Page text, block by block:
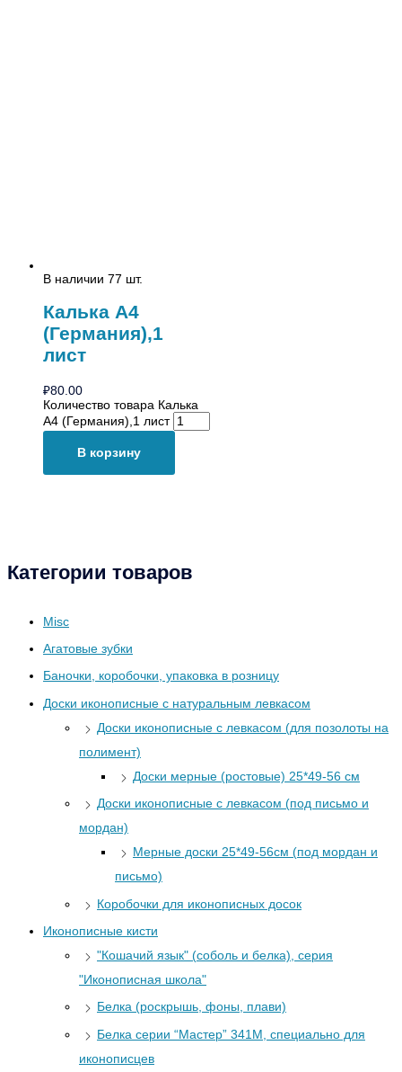
Категории товаров
Misc
Агатовые зубки
Баночки, коробочки, упаковка в розницу
Доски иконописные с натуральным левкасом
Доски иконописные с левкасом (для позолоты на
полимент)
Доски мерные (ростовые) 25*49-56 см
Доски иконописные с левкасом (под письмо и
мордан)
Мерные доски 25*49-56см (под мордан и
письмо)
Коробочки для иконописных досок
Иконописные кисти
"Кошачий язык" (соболь и белка), серия
"Иконописная школа"
Белка (роскрышь, фоны, плави)
Белка серии “Мастер” 341М, специально для
иконописцев
В наличии 77 шт.
Калька А4
(Германия),1
лист
₽80.00
Количество товара Калька
А4 (Германия),1 лист
В корзину